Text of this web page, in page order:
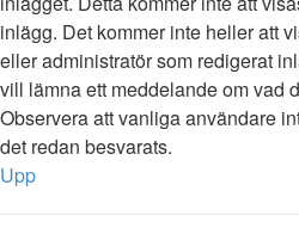
inlägg. Det kommer inte heller att
eller administratör som redigerat
vill lämna ett meddelande om vad
Observera att vanliga användare
det redan besvarats.
Upp